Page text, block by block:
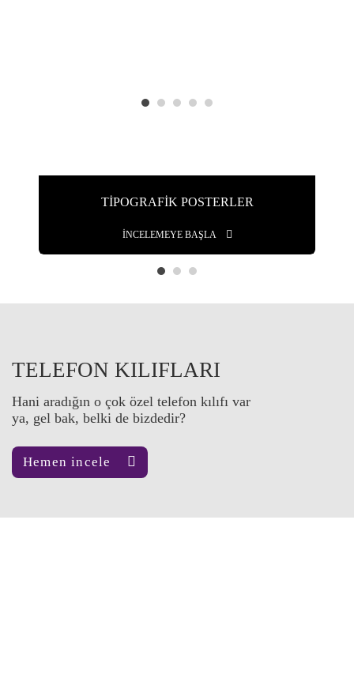
TIPOGRAFIK POSTERLER
İNCELEMEYE BAŞLA
TELEFON KILIFLARI
Hani aradığın o çok özel telefon kılıfı var
ya, gel bak, belki de bizdedir?
Hemen incele